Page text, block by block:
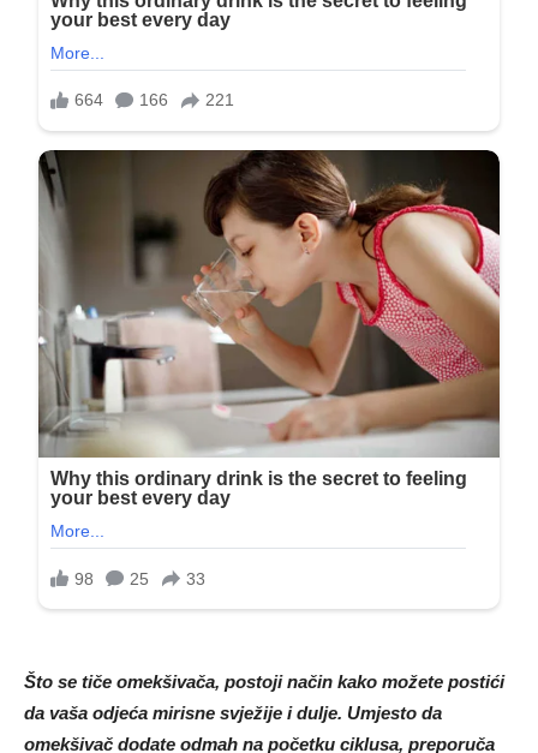
Što se tiče omekšivača, postoji način kako možete postići
da vaša odjeća mirisne svježije i dulje. Umjesto da
omekšivač dodate odmah na početku ciklusa, preporuča